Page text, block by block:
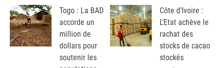
Togo : La BAD
accorde un
million de
dollars pour
soutenir les
Côte d’Ivoire :
L’Etat achève le
rachat des
stocks de cacao
stockés